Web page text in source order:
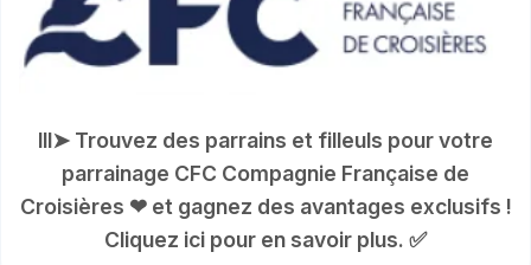
lll➤ Trouvez des parrains et filleuls pour votre
parrainage CFC Compagnie Française de
Croisières ❤ et gagnez des avantages exclusifs !
Cliquez ici pour en savoir plus. ✅